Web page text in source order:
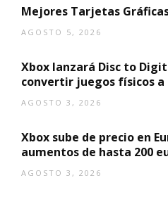
Mejores Tarjetas
AGOSTO 5, 2026
Xbox lanzará Disc to
convertir juegos físicos
AGOSTO 3, 2026
Xbox sube de precio en
aumentos de hasta 200
AGOSTO 3, 2026